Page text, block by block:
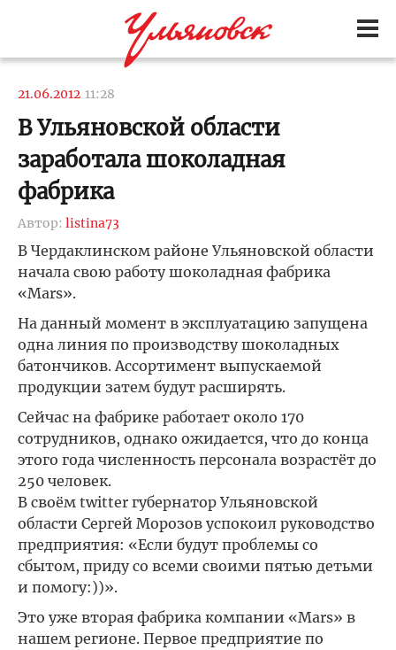
21.06.2012 11:28
В Ульяновской области
заработала шоколадная
фабрика
Автор: listina73
В Чердаклинском районе Ульяновской области
начала свою работу шоколадная фабрика
«Mars».
На данный момент в эксплуатацию запущена
одна линия по производству шоколадных
батончиков. Ассортимент выпускаемой
продукции затем будут расширять.
Сейчас на фабрике работает около 170
сотрудников, однако ожидается, что до конца
этого года численность персонала возрастёт до
250 человек.
В своём twitter губернатор Ульяновской
области Сергей Морозов успокоил руководство
предприятия: «Если будут проблемы со
сбытом, приду со всеми своими пятью детьми
и помогу:))».
Это уже вторая фабрика компании «Mars» в
нашем регионе. Первое предприятие по